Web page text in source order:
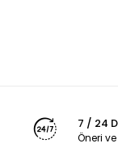
7 / 24
Öneri